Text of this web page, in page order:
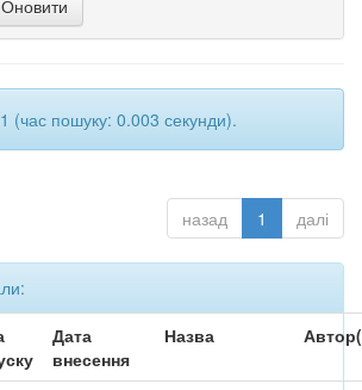
1 (час пошуку: 0.003 секунди).
назад 1 далі
Дата
внесення
Назва